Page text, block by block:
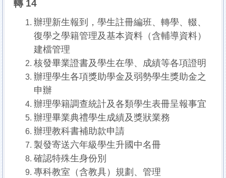
轉 14
辦理新生報到，學生註冊編班、轉學、輟、
復學之學籍管理及基本資料（含輔導資料）
建檔管理
核發畢業證書及學生在學、成績等各項證明
辦理學生各項獎助學金及弱勢學生獎助金之
申辦
辦理學籍調查統計及各類學生表冊呈報事宜
辦理畢業典禮學生成績及獎狀業務
辦理教科書補助款申請
製發寄送六年級學生升國中名冊
確認特殊生身份別
專科教室（含教具）規劃、管理